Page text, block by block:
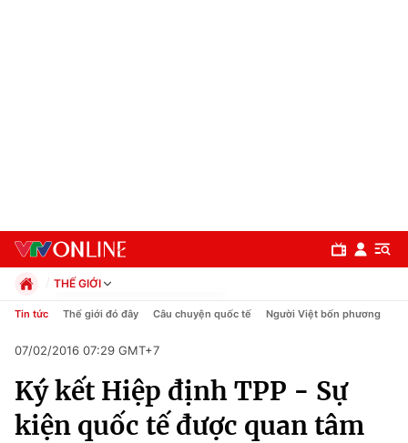
Chuyên mục
Chính trị
THẾ GIỚI
Chính trị
Pháp luật
Kinh tế
Thể thao
Truyền hình
Tin tức Thế giới đó đây Câu chuyện quốc tế Người Việt bốn phương
07/02/2016 07:29 GMT+7
Ký kết Hiệp định TPP - Sự
kiện quốc tế được quan tâm